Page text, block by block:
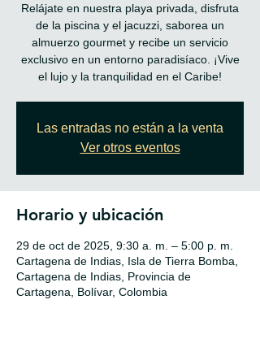
Relájate en nuestra playa privada, disfruta
de la piscina y el jacuzzi, saborea un
almuerzo gourmet y recibe un servicio
exclusivo en un entorno paradisíaco. ¡Vive
el lujo y la tranquilidad en el Caribe!
Las entradas no están a la venta
Ver otros eventos
Horario y ubicación
29 de oct de 2025, 9:30 a. m. – 5:00 p. m.
Cartagena de Indias, Isla de Tierra Bomba,
Cartagena de Indias, Provincia de
Cartagena, Bolívar, Colombia